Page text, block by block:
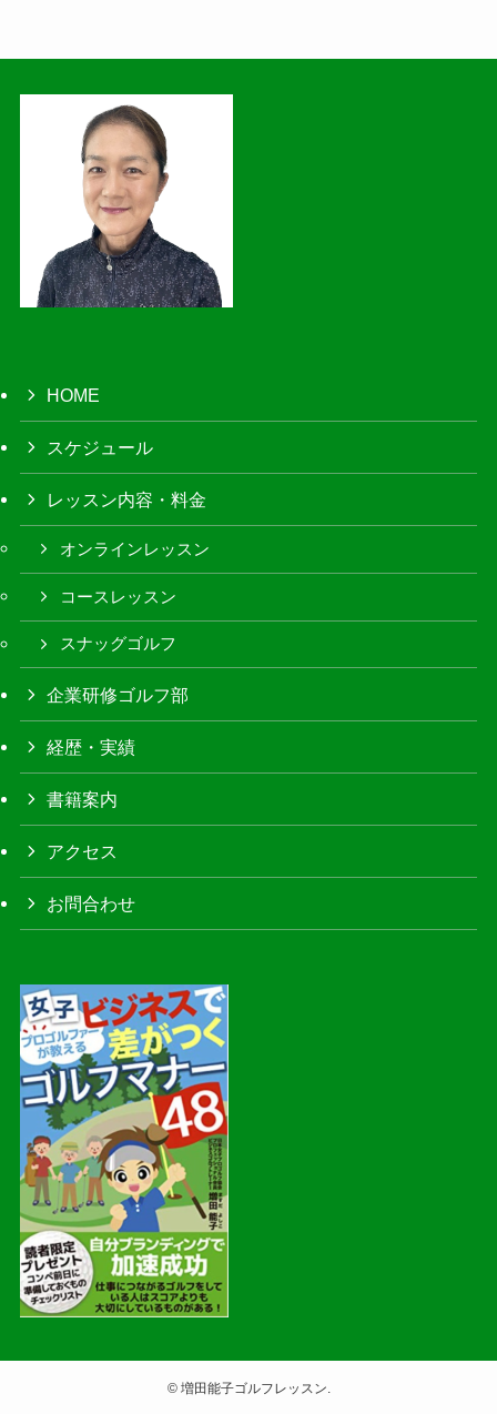
HOME
スケジュール
レッスン内容・料金
オンラインレッスン
コースレッスン
スナッグゴルフ
企業研修ゴルフ部
経歴・実績
書籍案内
アクセス
お問合わせ
©増田能子ゴルフレッスン.